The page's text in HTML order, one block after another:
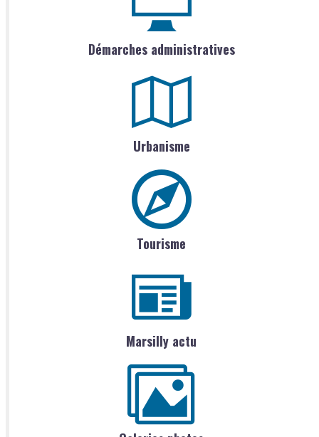
Démarches administratives
Urbanisme
Tourisme
Marsilly actu